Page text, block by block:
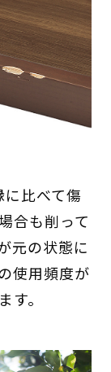
比べて傷
合も削って
元の状態に
使用頻度が
。